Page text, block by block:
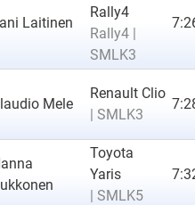
Laitinen
Rally4
Rally4 |
SMLK3
Mele
Renault Clio
| SMLK3
Toyota
Yaris
| SMLK5